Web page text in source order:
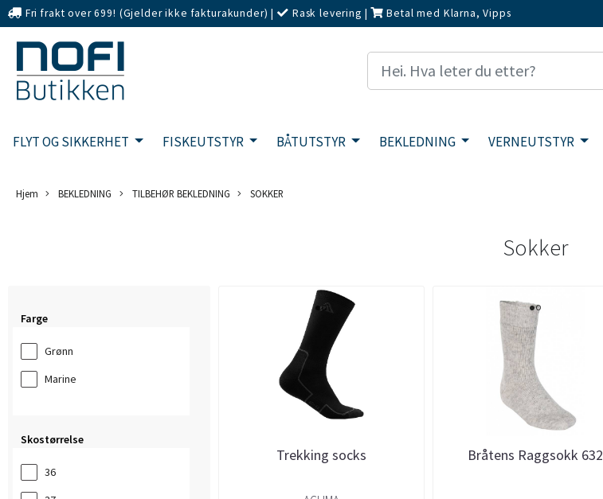
Fri frakt over 699! (Gjelder ikke fakturakunder) | Rask levering |
Betal med Klarna, Vipps
FLYT OG SIKKERHET FISKEUTSTYR BÅTUTSTYR BEKLEDNING VERNEUTSTYR
Hjem BEKLEDNING TILBEHØR BEKLEDNING SOKKER
Sokker
Farge
Grønn
Marine
Skostørrelse
36
Trekking socks Bråtens Raggsokk 632